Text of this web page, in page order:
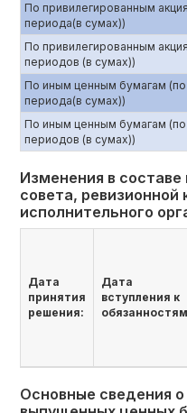
По привилегированным
периода(в сумах))
По привилегированным
периодов (в сумах))
По иным ценным бумагам (по
периода(в сумах))
По иным ценным бумагам
периодов (в сумах))
Изменения в
совета, ревизионной
исполнительного
Дата
принятия
решения:
Дата
вступления к
обязанностям
Основные сведения